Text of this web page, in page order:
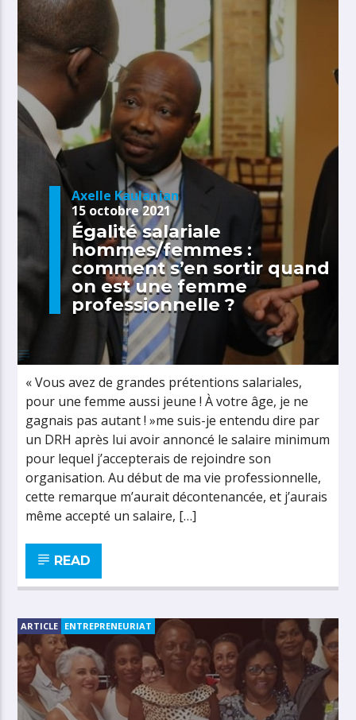
Axelle Kaulanjan
15 octobre 2021
Égalité salariale
hommes/femmes :
comment s’en sortir quand
on est une femme
professionnelle ?
« Vous avez de grandes prétentions salariales,
pour une femme aussi jeune ! À votre âge, je ne
gagnais pas autant ! »me suis-je entendu dire par
un DRH après lui avoir annoncé le salaire minimum
pour lequel j’accepterais de rejoindre son
organisation. Au début de ma vie professionnelle,
cette remarque m’aurait décontenancée, et j’aurais
même accepté un salaire, […]
READ
ARTICLE ENTREPRENEURIAT